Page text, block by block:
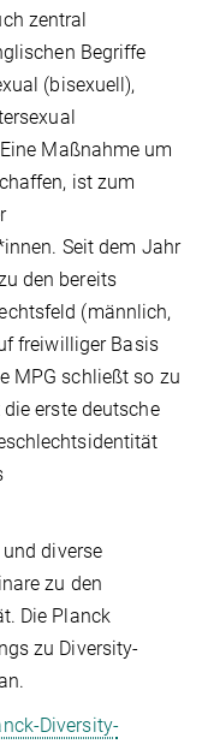
zentral
Begriffe
(bisexuell),
Maßnahme um
ist zum
Seit dem Jahr
den bereits
(männlich,
freiwilliger Basis
MPG schließt so zu
erste deutsche
diverse
zu den
Die Planck
zu Diversity-
Diversity-